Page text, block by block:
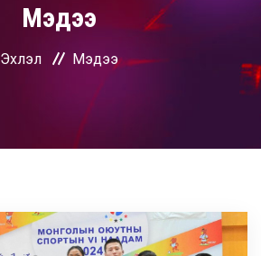
Мэдээ
Эхлэл Мэдээ